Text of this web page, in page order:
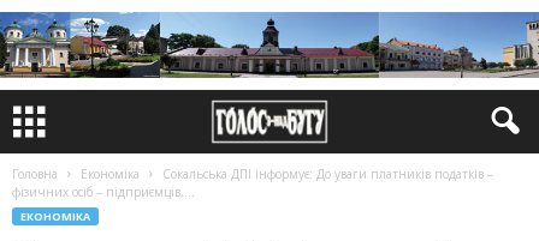
Головна Економіка
Сокальська ДПІ інформує: До уваги платників податків –
фізичних осіб – підприємців,...
ЕКОНОМІКА